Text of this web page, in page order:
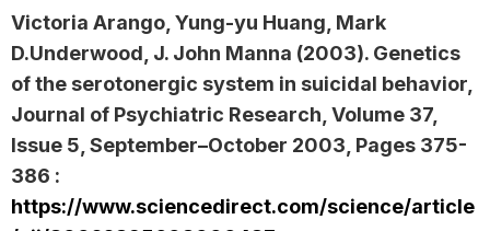
Victoria Arango, Yung-yu Huang, Mark
D.Underwood, J. John Manna (2003). Genetics
of the serotonergic system in suicidal behavior,
Journal of Psychiatric Research, Volume 37,
Issue 5, September–October 2003, Pages 375-
386 :
https://www.sciencedirect.com/science/article